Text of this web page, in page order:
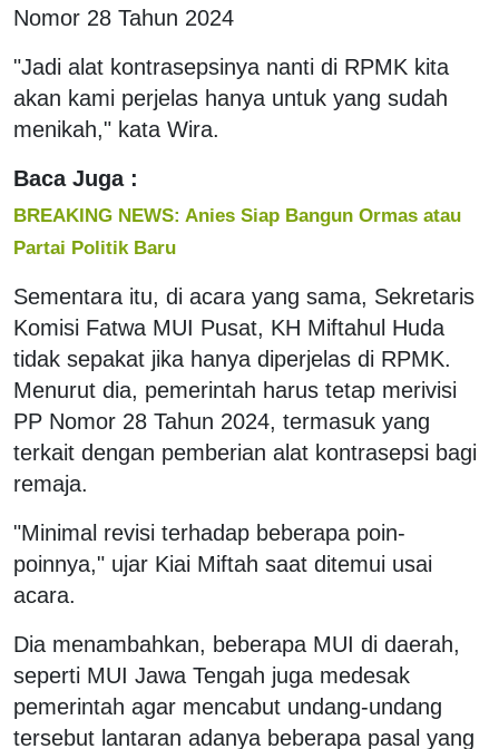
Nomor 28 Tahun 2024
"Jadi alat kontrasepsinya nanti di RPMK kita
akan kami perjelas hanya untuk yang sudah
menikah," kata Wira.
Baca Juga :
BREAKING NEWS: Anies Siap Bangun Ormas atau
Partai Politik Baru
Sementara itu, di acara yang sama, Sekretaris
Komisi Fatwa MUI Pusat, KH Miftahul Huda
tidak sepakat jika hanya diperjelas di RPMK.
Menurut dia, pemerintah harus tetap merivisi
PP Nomor 28 Tahun 2024, termasuk yang
terkait dengan pemberian alat kontrasepsi bagi
remaja.
"Minimal revisi terhadap beberapa poin-
poinnya," ujar Kiai Miftah saat ditemui usai
acara.
Dia menambahkan, beberapa MUI di daerah,
seperti MUI Jawa Tengah juga medesak
pemerintah agar mencabut undang-undang
tersebut lantaran adanya beberapa pasal yang